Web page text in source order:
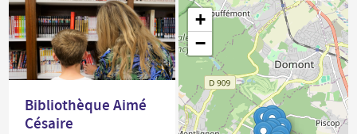
Bibliothèque Aimé
Césaire
+
−